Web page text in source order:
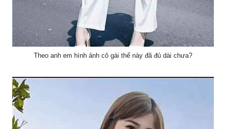
Theo anh em hình ảnh cô gái thế này đã đủ dài chưa?